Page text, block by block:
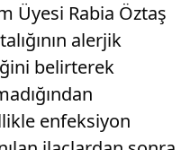
Üyesi Rabia Öztaş
alerjik
belirterek
enfeksiyon